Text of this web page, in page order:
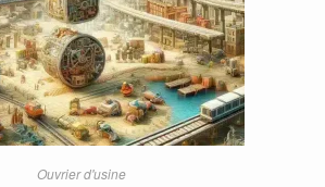
Ouvrier d'usine